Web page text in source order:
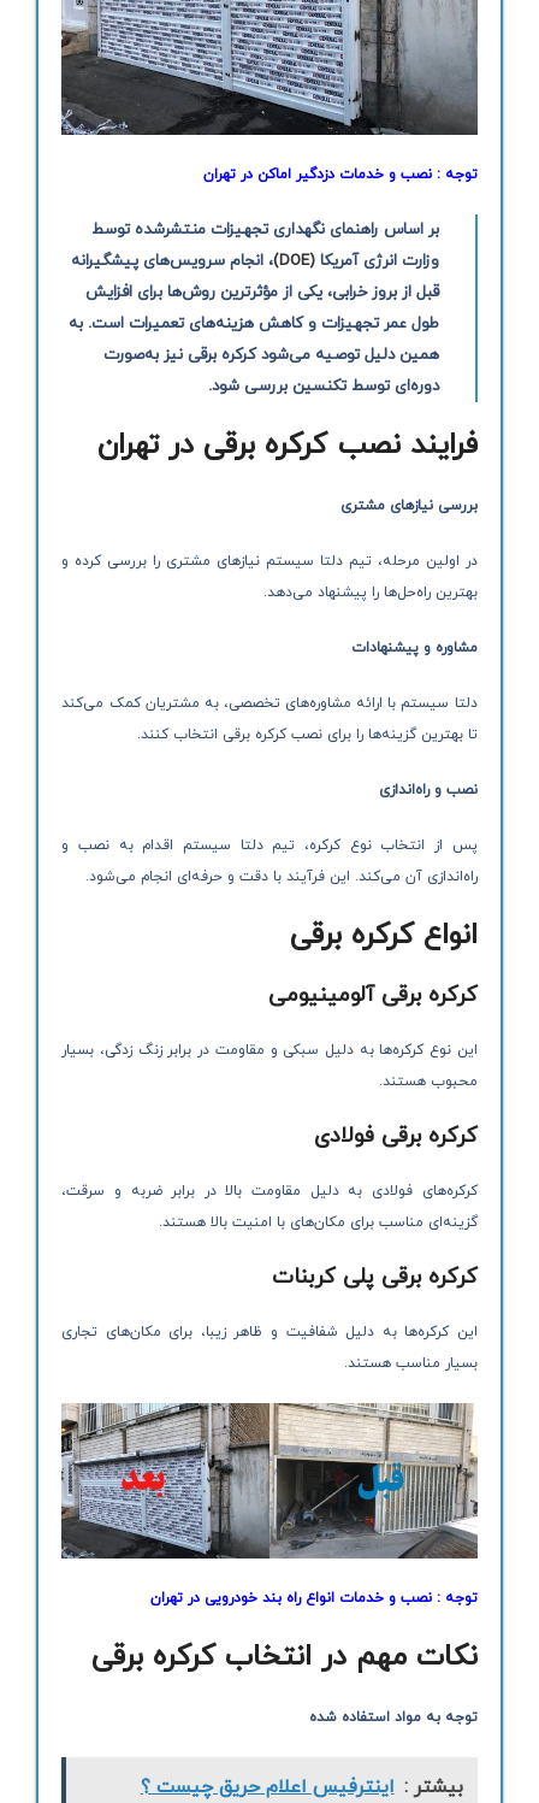
توجه :نصب و خدمات دزدگیر اماکن در تهران
بر اساس راهنمای نگهداری تجهیزات منتشرشده توسط
وزارت انرژی آمریکا(DOE)
، انجام سرویس‌های پیشگیرانه
قبل از بروز خرابی، یکی از مؤثرترین روش‌ها برای افزایش
طول عمر تجهیزات و کاهش هزینه‌های تعمیرات است. به
همین دلیل توصیه می‌شود کرکره برقی نیز به‌صورت
دوره‌ای توسط تکنسین بررسی شود.
فرایند نصب کرکره برقی در تهران
بررسی نیازهای مشتری
در اولین مرحله، تیم دلتا سیستم نیازهای مشتری را بررسی کرده و
بهترین راه‌حل‌ها را پیشنهاد می‌دهد.
مشاوره و پیشنهادات
دلتا سیستم با ارائه مشاوره‌های تخصصی، به مشتریان کمک می‌کند
تا بهترین گزینه‌ها را برای نصب کرکره برقی انتخاب کنند.
نصب و راه‌اندازی
پس از انتخاب نوع کرکره، تیم دلتا سیستم اقدام به نصب و
راه‌اندازی آن می‌کند. این فرآیند با دقت و حرفه‌ای انجام می‌شود.
انواع کرکره برقی
کرکره برقی آلومینیومی
این نوع کرکره‌ها به دلیل سبکی و مقاومت در برابر زنگ زدگی، بسیار
محبوب هستند.
کرکره برقی فولادی
کرکره‌های فولادی به دلیل مقاومت بالا در برابر ضربه و سرقت،
گزینه‌ای مناسب برای مکان‌های با امنیت بالا هستند.
کرکره برقی پلی کربنات
این کرکره‌ها به دلیل شفافیت و ظاهر زیبا، برای مکان‌های تجاری
بسیار مناسب هستند.
توجه :نصب و خدمات انواع راه بند خودرویی در تهران
نکات مهم در انتخاب کرکره برقی
توجه به مواد استفاده شده
بیشتر : اینترفیس اعلام حریق چیست ؟